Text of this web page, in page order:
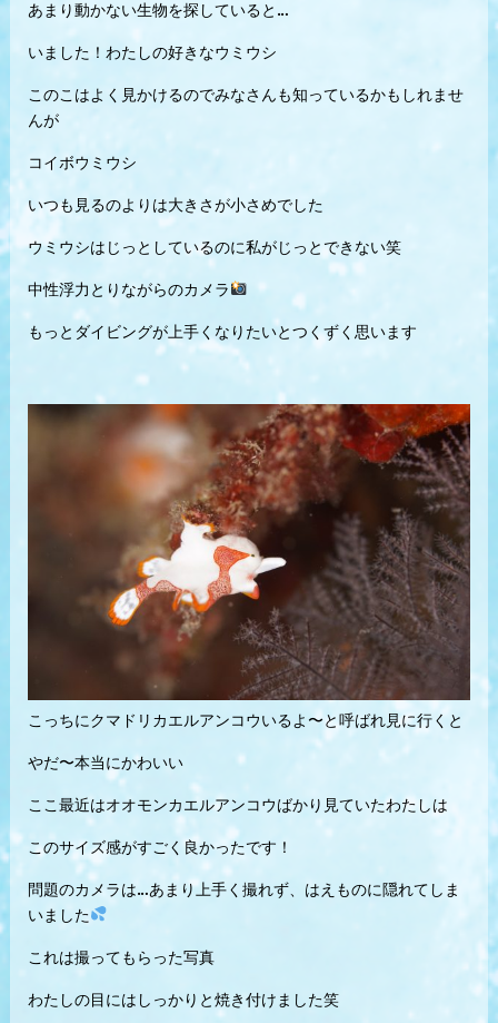
あまり動かない生物を探していると…
いました！わたしの好きなウミウシ
このこはよく見かけるのでみなさんも知っているかもしれませ
んが
コイボウミウシ
いつも見るのよりは大きさが小さめでした
ウミウシはじっとしているのに私がじっとできない笑
中性浮力とりながらのカメラ
もっとダイビングが上手くなりたいとつくずく思います
こっちにクマドリカエルアンコウいるよ〜と呼ばれ見に行くと
やだ〜本当にかわいい
ここ最近はオオモンカエルアンコウばかり見ていたわたしは
このサイズ感がすごく良かったです！
問題のカメラは…あまり上手く撮れず、はえものに隠れてしま
いました
これは撮ってもらった写真
わたしの目にはしっかりと焼き付けました笑